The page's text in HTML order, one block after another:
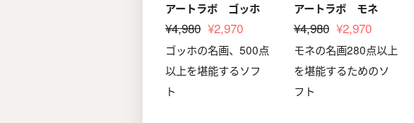
アートラボ ゴッホ
¥4,980 ¥2,970
ゴッホの名画、500点
以上を堪能するソフ
ト
アートラボ モネ
¥4,980 ¥2,970
モネの名画280点以上
を堪能するためのソ
フト